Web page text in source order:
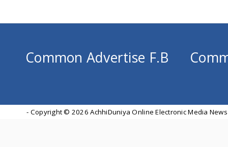
Common Advertise F.B
- Copyright © 2026 AchhiDuniya Online Electronic Media